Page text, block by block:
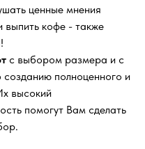
ценные мнения
выпить кофе - также
с выбором размера и с
полноценного и
высокий
помогут Вам сделать